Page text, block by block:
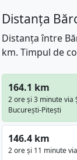
Distanța
Distanța între
km. Timpul de
164.1 km
2 ore și 3 minute via
București-Pitești
146.4 km
2 ore și 11 minute